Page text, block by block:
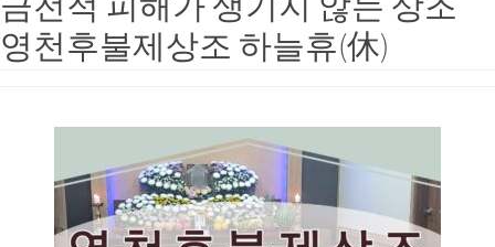
영천후불제상조 하늘휴(休)